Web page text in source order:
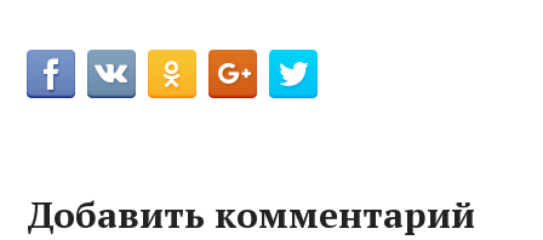
Добавить комментарий